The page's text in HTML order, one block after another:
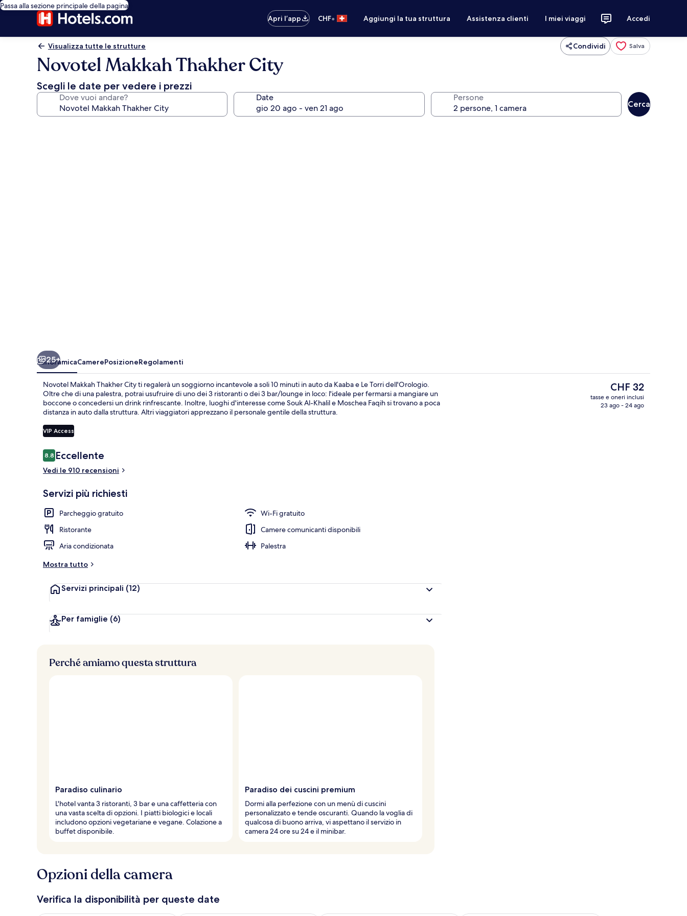
Passa alla sezione principale della pagina
Apri l’app
CHF• Aggiungi la tua struttura Assistenza clienti I miei viaggi Accedi
Visualizza tutte le strutture Condividi Salva
Novotel Makkah Thakher City
Scegli le date per vedere i prezzi
Dove vuoi andare? Date Persone
Cerca
Minibar, una cassaforte in camera, una scrivania, postazione laptop
25+
PanoramicaCamerePosizioneRegolamenti
Novotel Makkah Thakher City ti regalerà un soggiorno incantevole a soli 10 minuti in auto da Kaaba e Le Torri dell'Orologio.
Oltre che di una palestra, potrai usufruire di uno dei 3 ristoranti o dei 3 bar/lounge in loco: l'ideale per fermarsi a mangiare un
boccone o concedersi un drink rinfrescante. Inoltre, luoghi d'interesse come Souk Al-Khalil e Moschea Faqih si trovano a poca
distanza in auto dalla struttura. Altri viaggiatori apprezzano il personale gentile della struttura.
VIP Access
Recensioni
8.88.8 su 10
Eccellente
Vedi le 910 recensioni
Servizi più richiesti
Parcheggio gratuito
Wi-Fi gratuito
Ristorante
Camere comunicanti disponibili
Aria condizionata
Palestra
Mostra tutto
Servizi principali (12)
Per famiglie (6)
Il
prezzo
attuale
CHF 32
tasse e oneri inclusi
23 ago - 24 ago
Perché amiamo questa struttura
Paradiso culinario
L'hotel vanta 3 ristoranti, 3 bar e una caffetteria con
una vasta scelta di opzioni. I piatti biologici e locali
includono opzioni vegetariane e vegane. Colazione a
buffet disponibile.
Paradiso dei cuscini premium
Dormi alla perfezione con un menù di cuscini
personalizzato e tende oscuranti. Quando la voglia di
qualcosa di buono arriva, vi aspettano il servizio in
camera 24 ore su 24 e il minibar.
Opzioni della camera
Verifica la disponibilità per queste date